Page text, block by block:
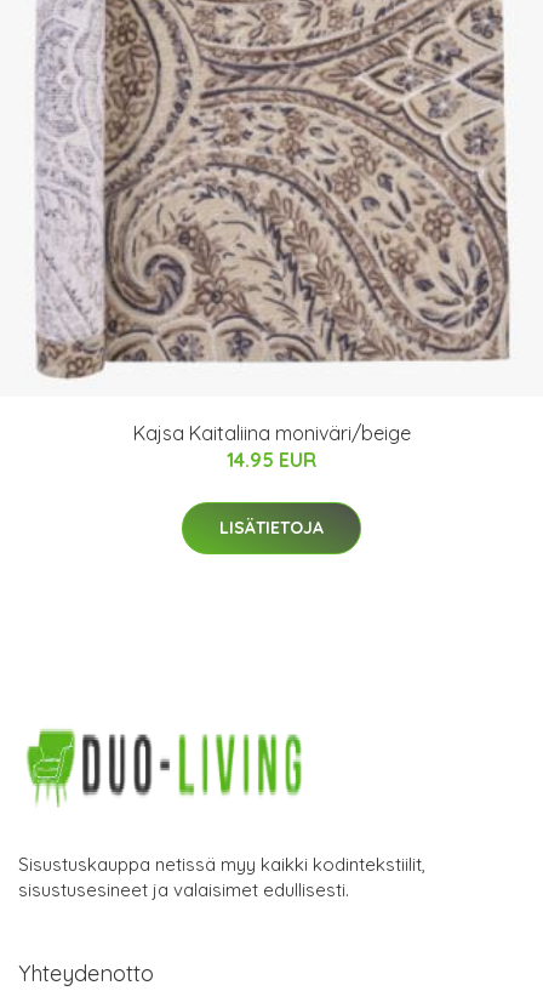
Kajsa Kaitaliina moniväri/beige
14.95 EUR
LISÄTIETOJA
Sisustuskauppa netissä myy kaikki kodintekstiilit,
sisustusesineet ja valaisimet edullisesti.
Yhteydenotto